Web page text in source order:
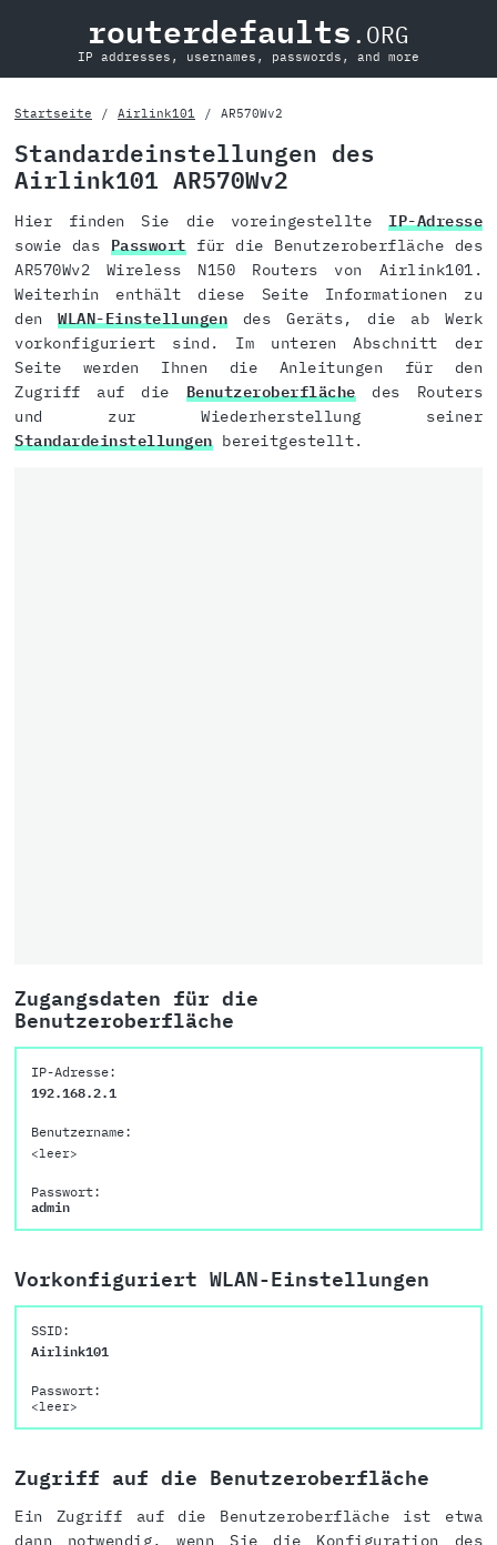
routerdefaults .ORG
IP addresses, usernames, passwords, and more
Startseite Airlink101 AR570Wv2
Standardeinstellungen des
Airlink101 AR570Wv2
Hier finden Sie die voreingestellte IP-Adresse
sowie das Passwortfür die Benutzeroberfläche des
AR570Wv2 Wireless N150 Routers von Airlink101.
Weiterhin enthält diese Seite Informationen zu
denWLAN-Einstellungen des Geräts, die ab Werk
vorkonfiguriert sind. Im unteren Abschnitt der
Seite werden Ihnen die Anleitungen für den
Zugriff auf die Benutzeroberflächedes Routers
und zur Wiederherstellung seiner
Standardeinstellungenbereitgestellt.
Zugangsdaten für die
Benutzeroberfläche
IP-Adresse:
192.168.2.1
Benutzername:
<leer>
Passwort:
admin
Vorkonfiguriert WLAN-Einstellungen
SSID:
Airlink101
Passwort:
<leer>
Zugriff auf die Benutzeroberfläche
Ein Zugriff auf die Benutzeroberfläche ist etwa
dann notwendig, wenn Sie die Konfiguration des